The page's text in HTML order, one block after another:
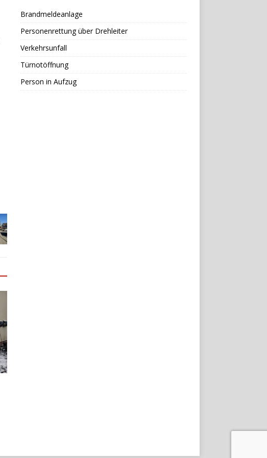
Brandmeldeanlage
Personenrettung über Drehleiter
Verkehrsunfall
Türnotöffnung
Person in Aufzug